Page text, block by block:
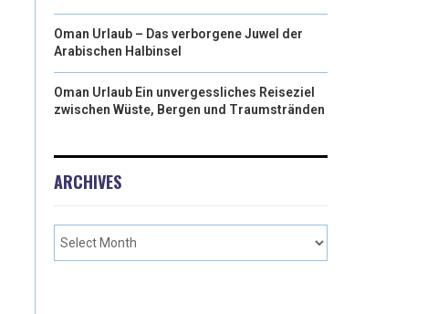
Oman Urlaub – Das verborgene Juwel der
Arabischen Halbinsel
Oman Urlaub Ein unvergessliches Reiseziel
zwischen Wüste, Bergen und Traumstränden
ARCHIVES